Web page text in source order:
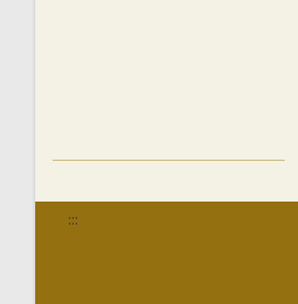
:::